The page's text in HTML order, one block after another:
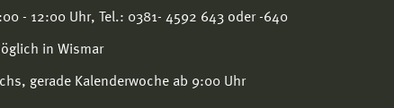
- 12:00 Uhr, Tel.: 0381- 4592 643 oder -640
in Wismar
gerade Kalenderwoche ab 9:00 Uhr